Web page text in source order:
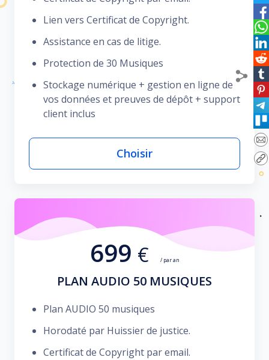
Lien vers Certificat de Copyright.
Assistance en cas de litige.
Protection de 30 Musiques
Stockage numérique + gestion en ligne de
vos données et preuves de dépôt + support
client inclus
Choisir
699 € / par an
PLAN AUDIO 50 MUSIQUES
Plan AUDIO 50 musiques
Horodaté par Huissier de justice.
Certificat de Copyright par email.